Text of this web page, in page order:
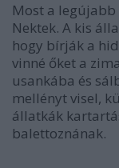
Most a
Nektek. A kis
hogy bírják a
vinné őket a
usankába és
mellényt visel,
állatkák
balettoznának.